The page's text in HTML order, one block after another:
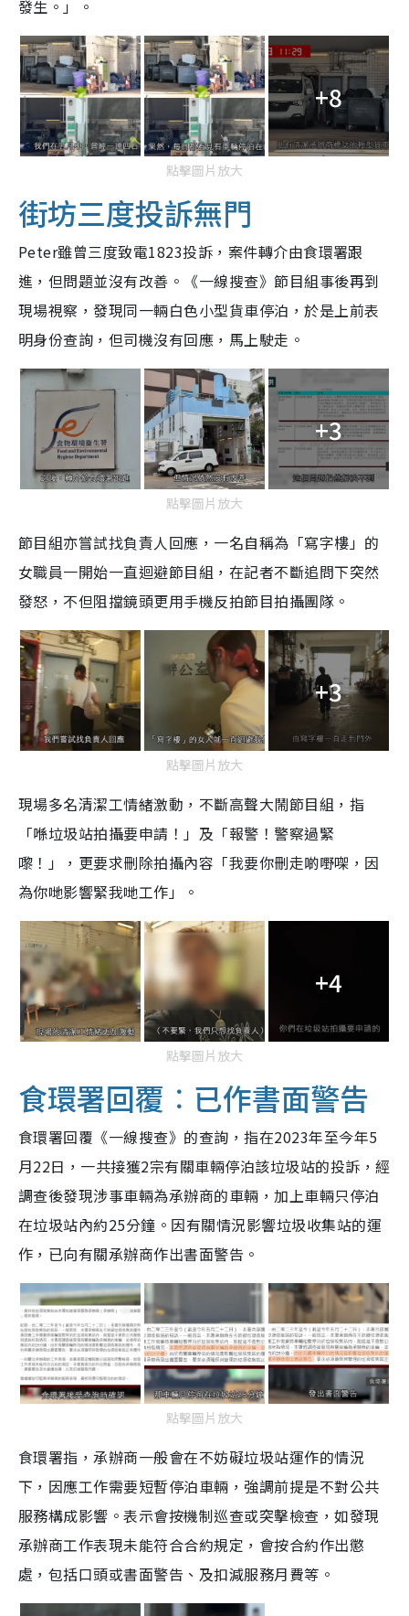
發生。」。
+8
點擊圖片放大
街坊三度投訴無門
Peter雖曾三度致電1823投訴，案件轉介由食環署跟
進，但問題並沒有改善。《一線搜查》節目組事後再到
現場視察，發現同一輛白色小型貨車停泊，於是上前表
明身份查詢，但司機沒有回應，馬上駛走。
+3
點擊圖片放大
節目組亦嘗試找負責人回應，一名自稱為「寫字樓」的
女職員一開始一直迴避節目組，在記者不斷追問下突然
發怒，不但阻擋鏡頭更用手機反拍節目拍攝團隊。
+3
點擊圖片放大
現場多名清潔工情緒激動，不斷高聲大鬧節目組，指
「喺垃圾站拍攝要申請！」及「報警！警察過緊
嚟！」，更要求刪除拍攝內容「我要你刪走啲嘢㗎，因
為你哋影響緊我哋工作」。
+4
點擊圖片放大
食環署回覆︰已作書面警告
食環署回覆《一線搜查》的查詢，指在2023年至今年5
月22日，一共接獲2宗有關車輛停泊該垃圾站的投訴，經
調查後發現涉事車輛為承辦商的車輛，加上車輛只停泊
在垃圾站內約25分鐘。因有關情況影響垃圾收集站的運
作，已向有關承辦商作出書面警告。
點擊圖片放大
食環署指，承辦商一般會在不妨礙垃圾站運作的情況
下，因應工作需要短暫停泊車輛，強調前提是不對公共
服務構成影響。表示會按機制巡查或突擊檢查，如發現
承辦商工作表現未能符合合約規定，會按合約作出懲
處，包括口頭或書面警告、及扣減服務月費等。